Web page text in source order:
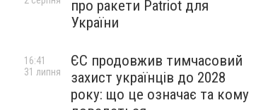
про ракети Patriot для
України
ЄС продовжив тимчасовий
захист українців до 2028
року: що це означає та кому
16:41
31 липня